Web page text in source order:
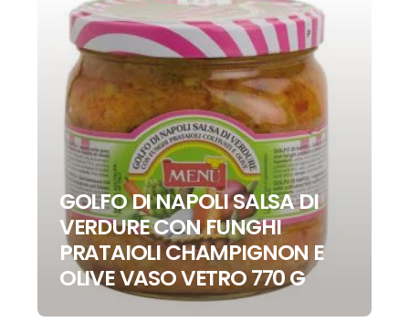
GOLFO DI NAPOLI SALSA DI
VERDURE CON FUNGHI
PRATAIOLI CHAMPIGNON E
OLIVE VASO VETRO 770 G